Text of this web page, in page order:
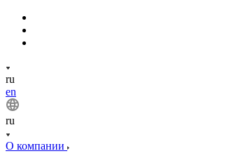
ru
en
ru
О компании